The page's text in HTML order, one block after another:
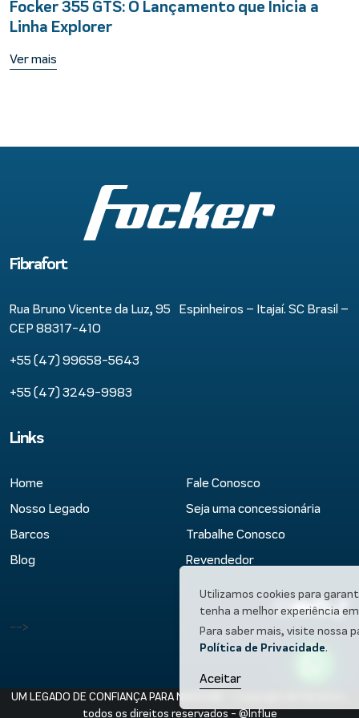
Focker 355 GTS: O Lançamento que Inicia a
Linha Explorer
Ver mais
Utilizamos cookies para
tenha a melhor experiência
Para saber mais, visite nossa
Política de Privacidade.
Aceitar
Fibrafort
Rua Bruno Vicente da Luz, 95 Espinheiros – Itajaí. SC Brasil –
CEP 88317-410
+55 (47) 99658-5643
+55 (47) 3249-9983
Links
Home
Nosso Legado
Barcos
Blog
Fale Conosco
Seja uma concessionária
Trabalhe Conosco
Revendedor
-->
UM LEGADO DE CONFIANÇA PARA NAVEGAR – Copyright © Fibrafort,
todos os direitos reservados -@Influe